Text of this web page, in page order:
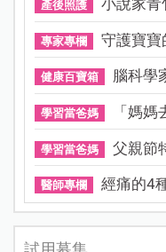
產後照護 小說家青
專家專欄 守護寶寶
健康百寶箱 腦科學
學習當爸媽 「媽
學習當爸媽 父親節
醫師專欄 經痛的4